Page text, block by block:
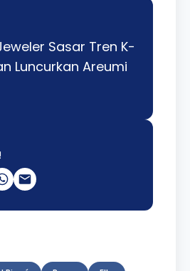
Sasar Tren K-
Luncurkan Areumi